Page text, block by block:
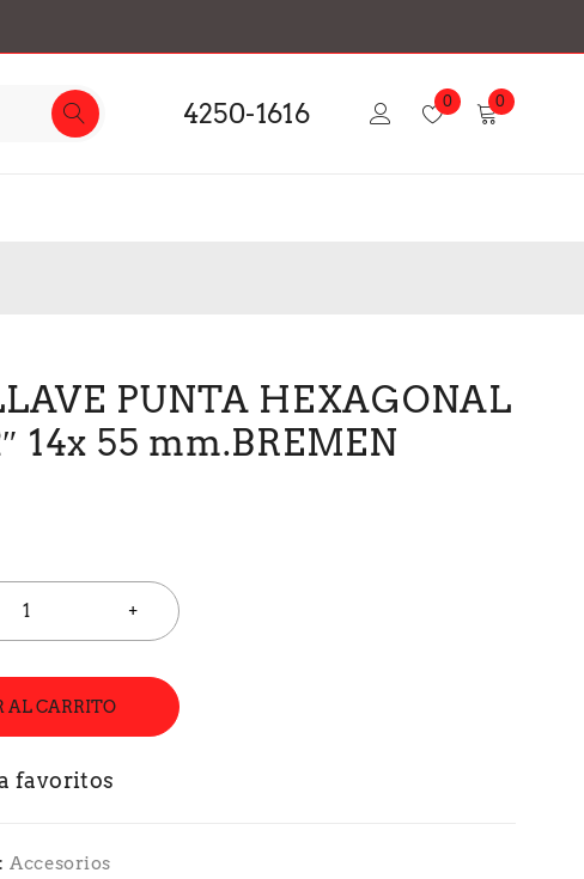
4250-1616 0 0
PUNTA HEXAGONAL
14x 55 mm.BREMEN
AL CARRITO
Accesorios